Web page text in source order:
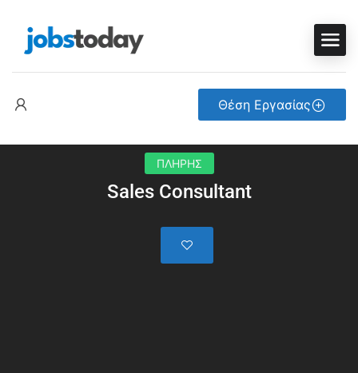
Θέση Εργασίας
ΠΛΗΡΗΣ
Sales Consultant